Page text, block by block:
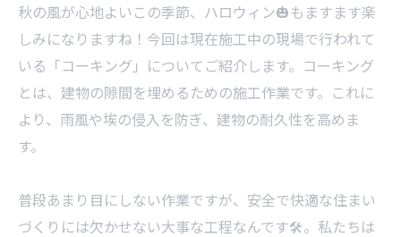
秋の風が心地よいこの季節、ハロウィン🎃もますます楽
しみになりますね！今回は現在施工中の現場で行われて
いる「コーキング」についてご紹介します。コーキング
とは、建物の隙間を埋めるための施工作業です。これに
より、雨風や埃の侵入を防ぎ、建物の耐久性を高めま
す。
普段あまり目にしない作業ですが、安全で快適な住まい
づくりには欠かせない大事な工程なんです🛠️。私たちは